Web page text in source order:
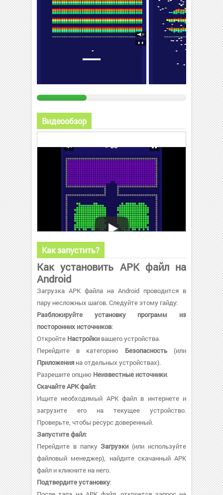
Видеообзор
Как запустить?
Как установить APK файл на
Android
Загрузка APK файла на Android проводится в
пару несложных шагов. Следуйте этому гайду:
Разблокируйте установку программ из
посторонних источников:
Откройте Настройки вашего устройства.
Перейдите в категорию Безопасность (или
Приложения на отдельных устройствах).
Разрешите опцию Неизвестные источники.
Скачайте APK файл:
Ищите необходимый APK файл в интернете и
загрузите его на текущее устройство.
Проверьте, чтобы ресурс доверенный.
Запустите файл:
Перейдите в папкуЗагрузки (или используйте
файловый менеджер), найдите скачанный APK
файл и кликните на него.
Подтвердите установку: